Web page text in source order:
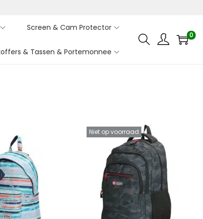
Screen & Cam Protector
& Tassen & Portemonnee
0
Niet op voorraad